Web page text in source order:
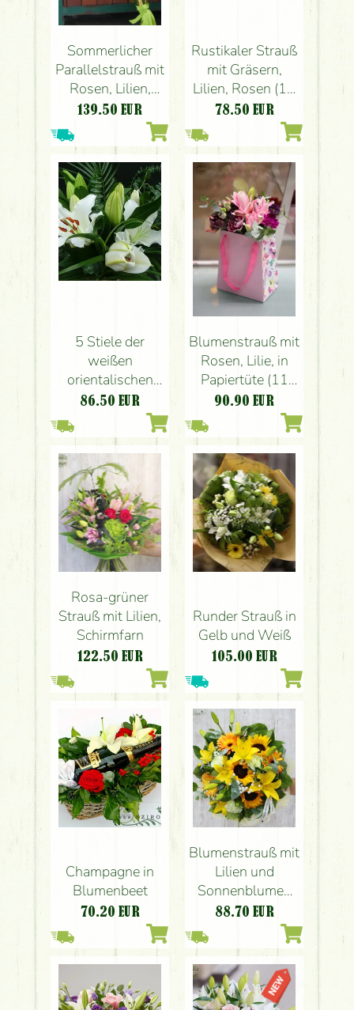
Sommerlicher
Parallelstrauß mit
Rosen, Lilien,
Kleinblumen,
Bambus (21
Blüten)
139.50 EUR
Rustikaler Strauß
mit Gräsern,
Lilien, Rosen (11
Stiele)
78.50 EUR
5 Stiele der
weißen
orientalischen
Lilien (40cm)
86.50 EUR
Blumenstrauß mit
Rosen, Lilie, in
Papiertüte (11
Stiele)
90.90 EUR
Rosa-grüner
Strauß mit Lilien,
Schirmfarn
122.50 EUR
Runder Strauß in
Gelb und Weiß
105.00 EUR
Champagne in
Blumenbeet
70.20 EUR
Blumenstrauß mit
Lilien und
Sonnenblumen
(16 Stiele)
88.70 EUR